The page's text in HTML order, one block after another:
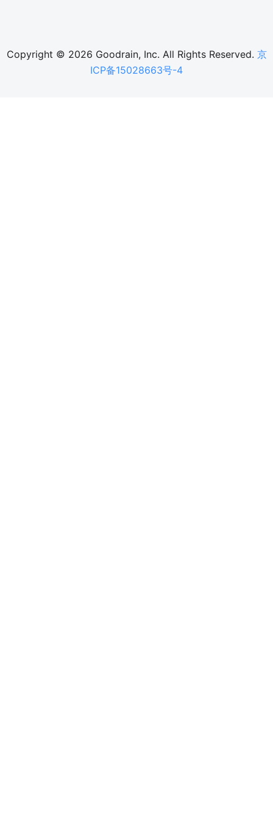
Copyright © 2026 Goodrain, Inc. All Rights Reserved. 京
ICP备15028663号-4